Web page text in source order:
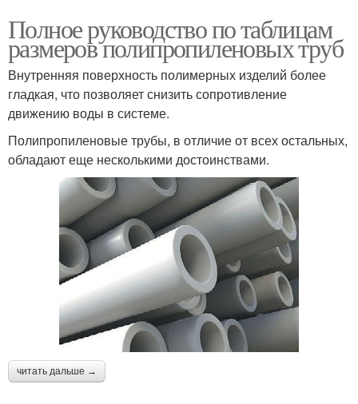
Полное руководство по таблицам
размеров полипропиленовых труб
Внутренняя поверхность полимерных изделий более
гладкая, что позволяет снизить сопротивление
движению воды в системе.
Полипропиленовые трубы, в отличие от всех остальных,
обладают еще несколькими достоинствами.
читать дальше →